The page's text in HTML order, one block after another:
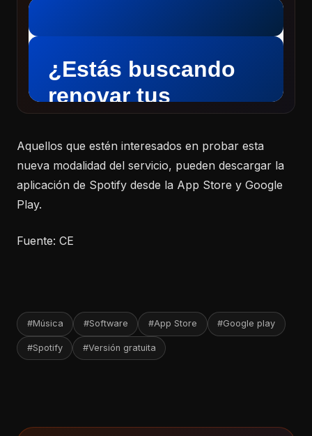
Aquellos que estén interesados en probar esta
nueva modalidad del servicio, pueden descargar la
aplicación de Spotify desde la App Store y Google
Play.
Fuente: CE
#Música #Software #App Store #Google play
#Spotify #Versión gratuita